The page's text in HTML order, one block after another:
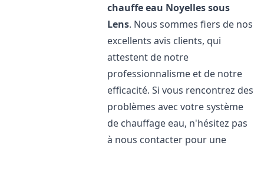
chauffe eau Noyelles sous
Lens. Nous sommes fiers de nos
excellents avis clients, qui
attestent de notre
professionnalisme et de notre
efficacité. Si vous rencontrez des
problèmes avec votre système
de chauffage eau, n'hésitez pas
à nous contacter pour une